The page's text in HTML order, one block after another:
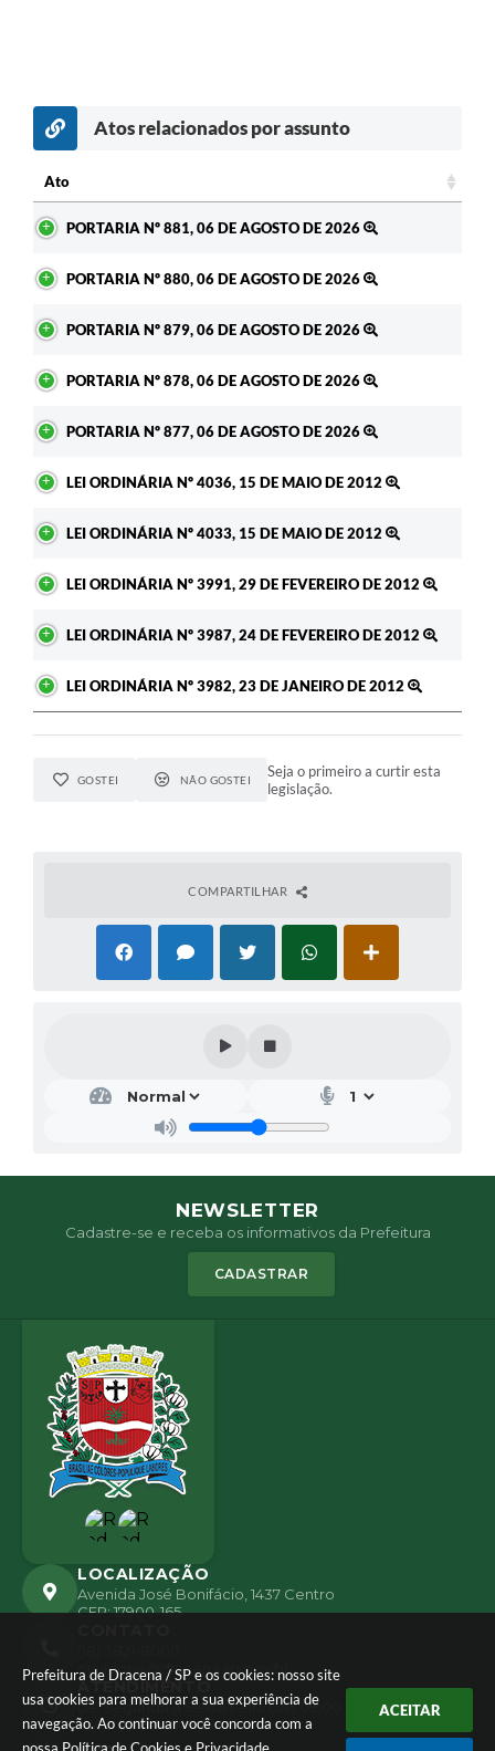
Prefeitura de Dracena / SP e os cookies: nosso site
usa cookies para melhorar a sua experiência de
navegação. Ao continuar você concorda com a
ACEITAR
Atos relacionados por assunto
Ato
PORTARIA Nº 881, 06 DE AGOSTO DE 2026
PORTARIA Nº 880, 06 DE AGOSTO DE 2026
PORTARIA Nº 879, 06 DE AGOSTO DE 2026
PORTARIA Nº 878, 06 DE AGOSTO DE 2026
PORTARIA Nº 877, 06 DE AGOSTO DE 2026
LEI ORDINÁRIA Nº 4036, 15 DE MAIO DE 2012
LEI ORDINÁRIA Nº 4033, 15 DE MAIO DE 2012
LEI ORDINÁRIA Nº 3991, 29 DE FEVEREIRO DE 2012
LEI ORDINÁRIA Nº 3987, 24 DE FEVEREIRO DE 2012
LEI ORDINÁRIA Nº 3982, 23 DE JANEIRO DE 2012
GOSTEI NÃO GOSTEI
Seja o primeiro a curtir esta
legislação.
COMPARTILHAR
NEWSLETTER
Cadastre-se e receba os informativos da Prefeitura
CADASTRAR
LOCALIZAÇÃO
Avenida José Bonifácio, 1437 Centro
CEP: 17900-165
ouvidoria@dracena.sp.gov.br
ATENDIMENTO
De Segunda a Sexta Feira Das 09:00 às 11:00 e das
13:00 às 16:00 horas